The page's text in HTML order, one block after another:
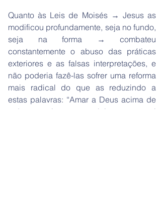
Quanto às Leis de Moisés → Jesus as
modificou profundamente, seja no fundo,
seja na forma → combateu
constantemente o abuso das práticas
exteriores e as falsas interpretações, e
não poderia fazê-las sofrer uma reforma
mais radical do que as reduzindo a
estas palavras: “Amar a Deus acima de
todas as coisas e ao próximo como a si